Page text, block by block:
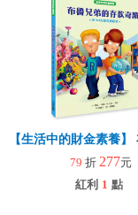
【生活中的財金素養
79 折 277元
紅利 1 點